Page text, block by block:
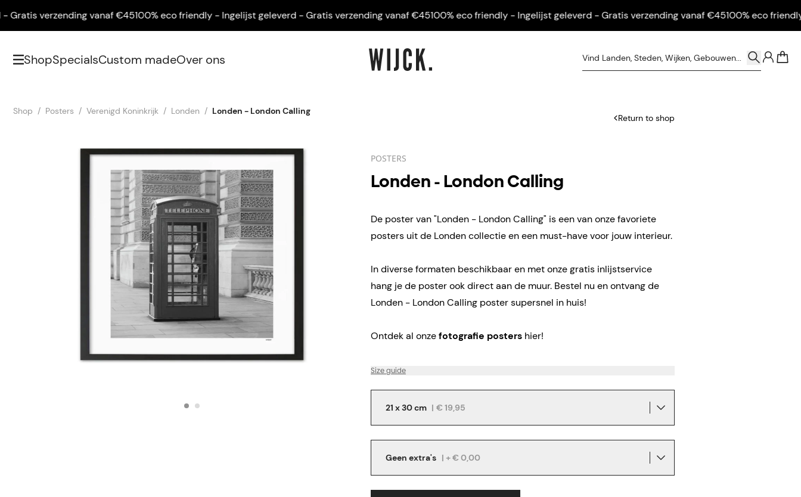
verzending vanaf €45100% eco friendly - Ingelijst geleverd - Gratis verzending vanaf €45100% eco friendly - Ingelijst geleverd - Gratis verzending vanaf €45100% eco friendly -
ShopSpecialsCustom madeOver ons
Shop Posters Verenigd Koninkrijk Londen Londen - London Calling
Return to shop
POSTERS
Londen - London Calling
De poster van "Londen - London Calling" is een van onze favoriete
posters uit de Londen collectie en een must-have voor jouw interieur.
In diverse formaten beschikbaar en met onze gratis inlijstservice
hang je de poster ook direct aan de muur. Bestel nu en ontvang de
Londen - London Calling poster supersnel in huis!
Ontdek al onzefotografie posters hier!
Size guide
21 x 30 cm | € 19,95
Geen extra's | + € 0,00